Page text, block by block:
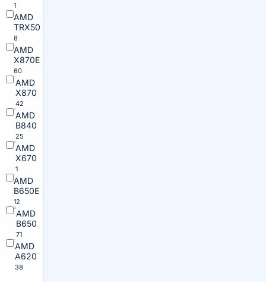
1
AMD
TRX50
8
AMD
X870E
60
AMD
X870
42
AMD
B840
25
AMD
X670
1
AMD
B650E
12
AMD
B650
71
AMD
A620
38